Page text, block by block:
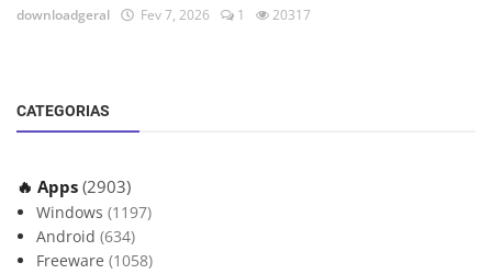
downloadgeral Fev 7, 2026 1 20317
CATEGORIAS
🔥 Apps (2903)
Windows (1197)
Android (634)
Freeware (1058)